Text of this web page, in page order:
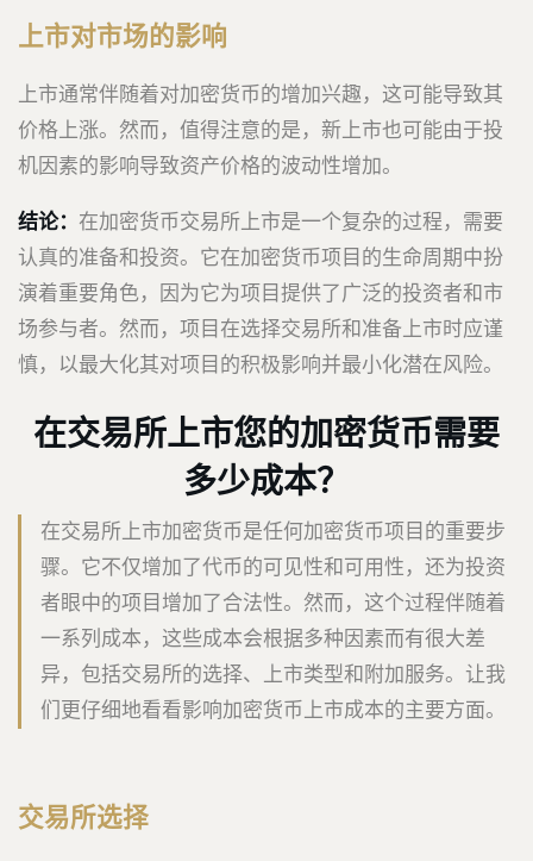
上市对市场的影响
上市通常伴随着对加密货币的增加兴趣，这可能导致其
价格上涨。然而，值得注意的是，新上市也可能由于投
机因素的影响导致资产价格的波动性增加。
结论： 在加密货币交易所上市是一个复杂的过程，需要
认真的准备和投资。它在加密货币项目的生命周期中扮
演着重要角色，因为它为项目提供了广泛的投资者和市
场参与者。然而，项目在选择交易所和准备上市时应谨
慎，以最大化其对项目的积极影响并最小化潜在风险。
在交易所上市您的加密货币需要
多少成本？
在交易所上市加密货币是任何加密货币项目的重要步
骤。它不仅增加了代币的可见性和可用性，还为投资
者眼中的项目增加了合法性。然而，这个过程伴随着
一系列成本，这些成本会根据多种因素而有很大差
异，包括交易所的选择、上市类型和附加服务。让我
们更仔细地看看影响加密货币上市成本的主要方面。
交易所选择